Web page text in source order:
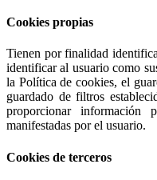
Cookies propias
Tienen por finalidad
identificar al usuario como
la Política de cookies, el
guardado de filtros
proporcionar información
manifestadas por el usuario.
Cookies de terceros